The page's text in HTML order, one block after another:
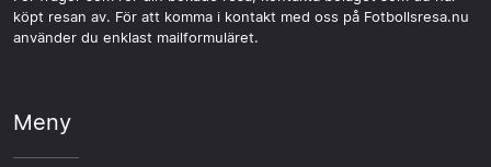
köpt resan av. För att komma i kontakt med oss på Fotbollsresa.nu
använder du enklast mailformuläret.
Meny